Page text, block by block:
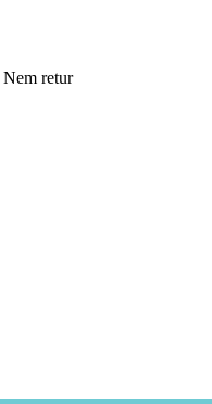
Nem retur